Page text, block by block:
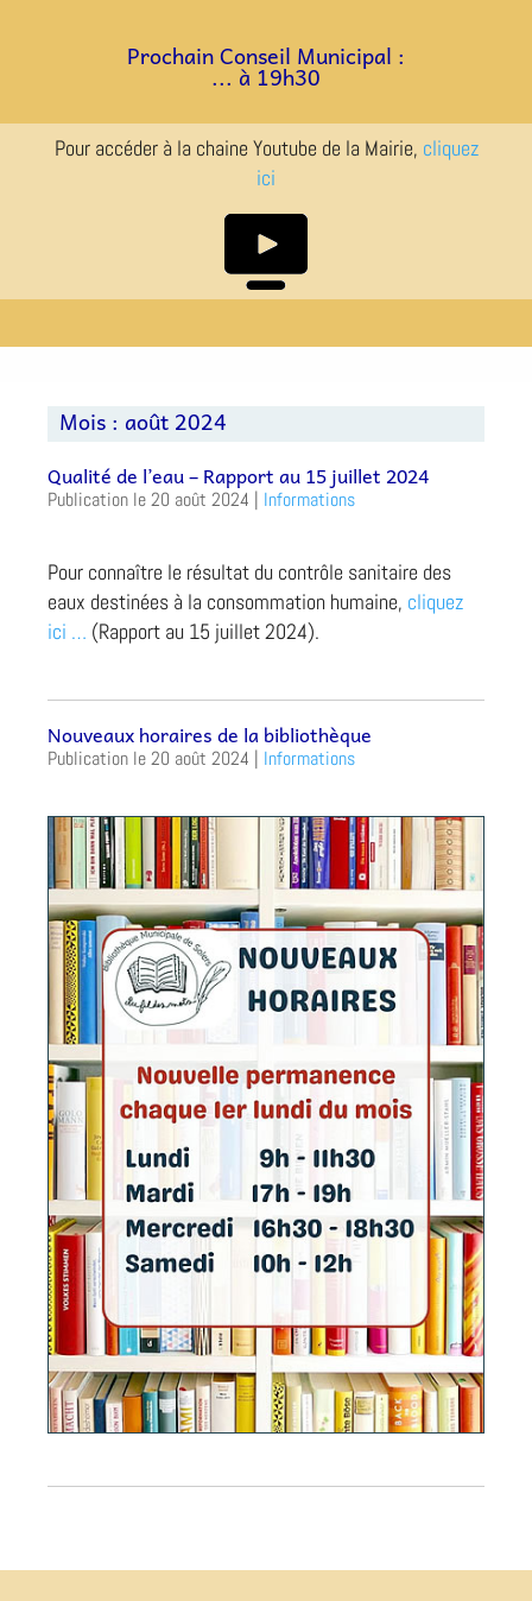
Prochain Conseil Municipal :
... à 19h30
Pour accéder à la chaine Youtube de la Mairie, cliquez
ici
Mois : août 2024
Qualité de l’eau – Rapport au 15 juillet 2024
20 août 2024 | Informations
Pour connaître le résultat du contrôle sanitaire des
eaux destinées à la consommation humaine, cliquez
ici … (Rapport au 15 juillet 2024).
Nouveaux horaires de la bibliothèque
20 août 2024 | Informations